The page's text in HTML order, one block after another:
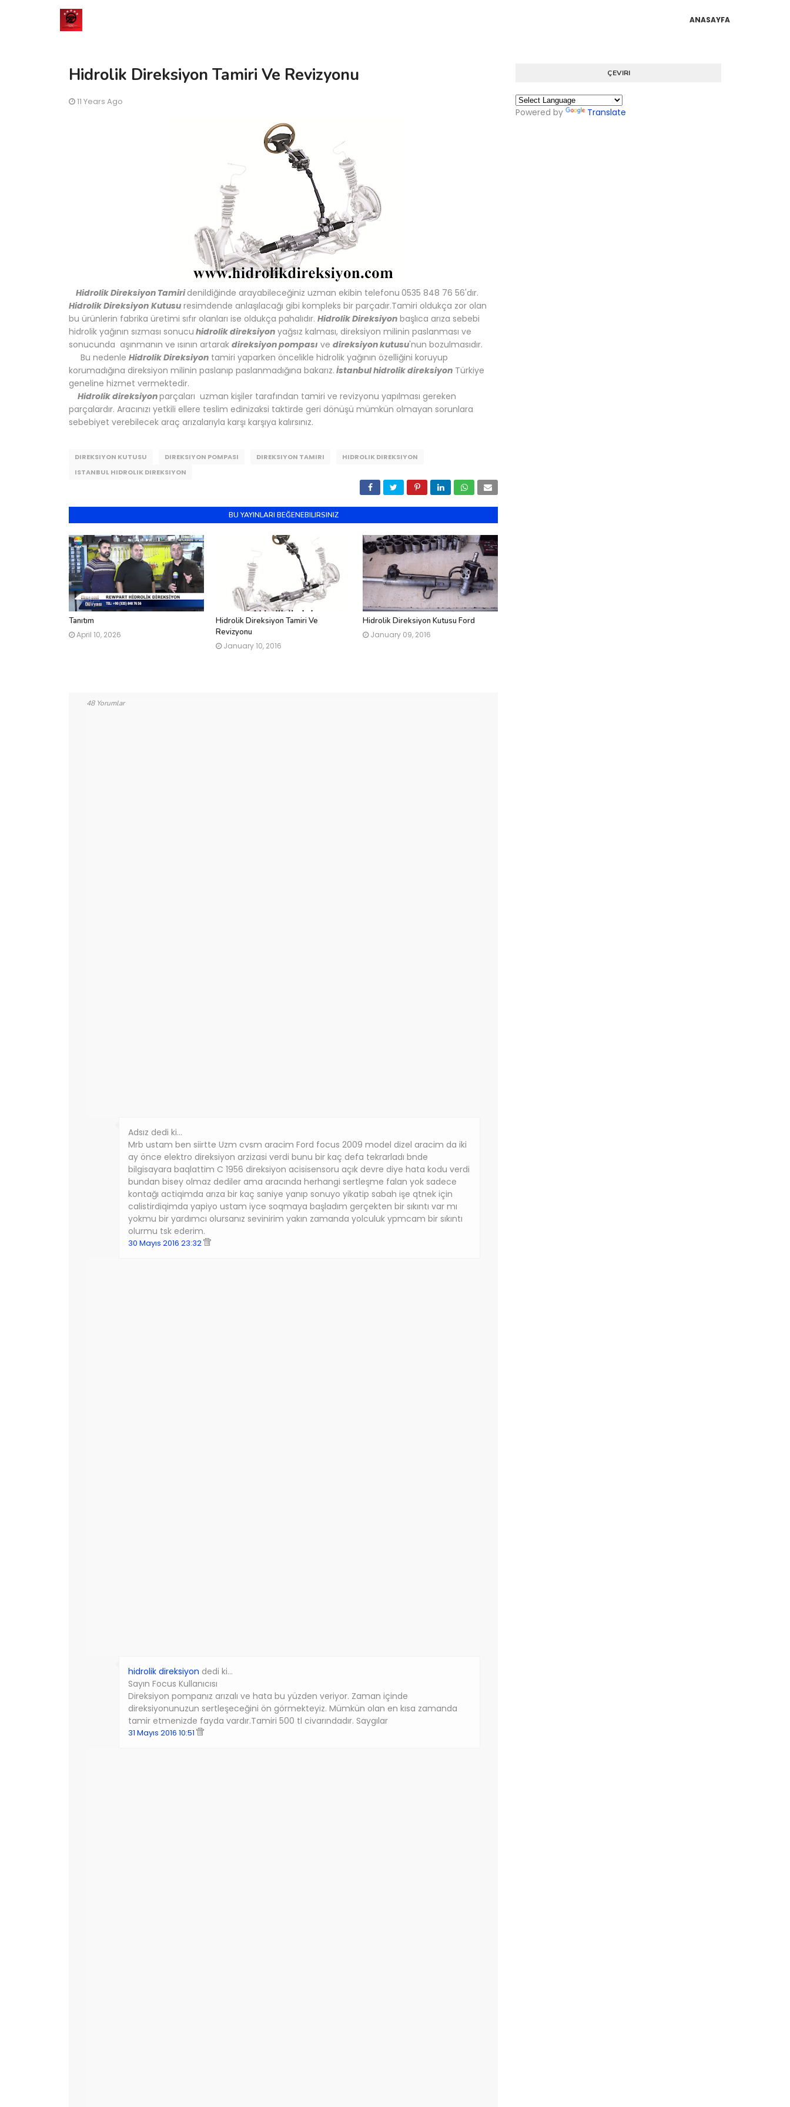
ANASAYFA
Hidrolik Direksiyon Tamiri Ve Revizyonu
11 Years Ago
Hidrolik Direksiyon Tamiri denildiğinde arayabileceğiniz uzman ekibin telefonu 0535 848 76 56'dır.
Hidrolik Direksiyon Kutusu resimdende anlaşılacağı gibi kompleks bir parçadır.Tamiri oldukça zor olan
bu ürünlerin fabrika üretimi sıfır olanları ise oldukça pahalıdır. Hidrolik Direksiyon başlıca arıza sebebi
hidrolik yağının sızması sonucu hidrolik direksiyon yağsız kalması, direksiyon milinin paslanması ve
sonucunda aşınmanın ve ısının artarak direksiyon pompası ve direksiyon kutusu'nun bozulmasıdır.
Bu nedenle Hidrolik Direksiyon tamiri yaparken öncelikle hidrolik yağının özelliğini koruyup
korumadığına direksiyon milinin paslanıp paslanmadığına bakarız. İstanbul hidrolik direksiyon Türkiye
geneline hizmet vermektedir.
Hidrolik direksiyonparçaları uzman kişiler tarafından tamiri ve revizyonu yapılması gereken
parçalardır. Aracınızı yetkili ellere teslim edinizaksi taktirde geri dönüşü mümkün olmayan sorunlara
sebebiyet verebilecek araç arızalarıyla karşı karşıya kalırsınız.
DIREKSIYON KUTUSU DIREKSIYON POMPASI DIREKSIYON TAMIRI
HIDROLIK DIREKSIYON
ISTANBUL HIDROLIK DIREKSIYON
BU YAYINLARI BEĞENEBILIRSINIZ
Tanıtım
April 10, 2026
Hidrolik Direksiyon Tamiri Ve
Revizyonu
January 10, 2016
Hidrolik Direksiyon Kutusu Ford
January 09, 2016
48 Yorumlar
Adsız dedi ki…
Mrb ustam ben siirtte Uzm cvsm aracim Ford focus 2009 model dizel aracim da iki
ay önce elektro direksiyon arzizasi verdi bunu bir kaç defa tekrarladı bnde
bilgisayara baqlattim C 1956 direksiyon acisisensoru açık devre diye hata kodu verdi
bundan bisey olmaz dediler ama aracında herhangi sertleşme falan yok sadece
kontağı actiqimda arıza bir kaç saniye yanıp sonuyo yikatip sabah işe qtnek için
calistirdiqimda yapiyo ustam iyce soqmaya başladım gerçekten bir sıkıntı var mı
yokmu bir yardımcı olursanız sevinirim yakın zamanda yolculuk ypmcam bir sıkıntı
olurmu tsk ederim.
30 Mayıs 2016 23:32
hidrolik direksiyon dedi ki…
Sayın Focus Kullanıcısı
Direksiyon pompanız arızalı ve hata bu yüzden veriyor. Zaman içinde
direksiyonunuzun sertleşeceğini ön görmekteyiz. Mümkün olan en kısa zamanda
tamir etmenizde fayda vardır.Tamiri 500 tl civarındadır. Saygılar
31 Mayıs 2016 10:51
ÇEVIRI
Powered by Translate